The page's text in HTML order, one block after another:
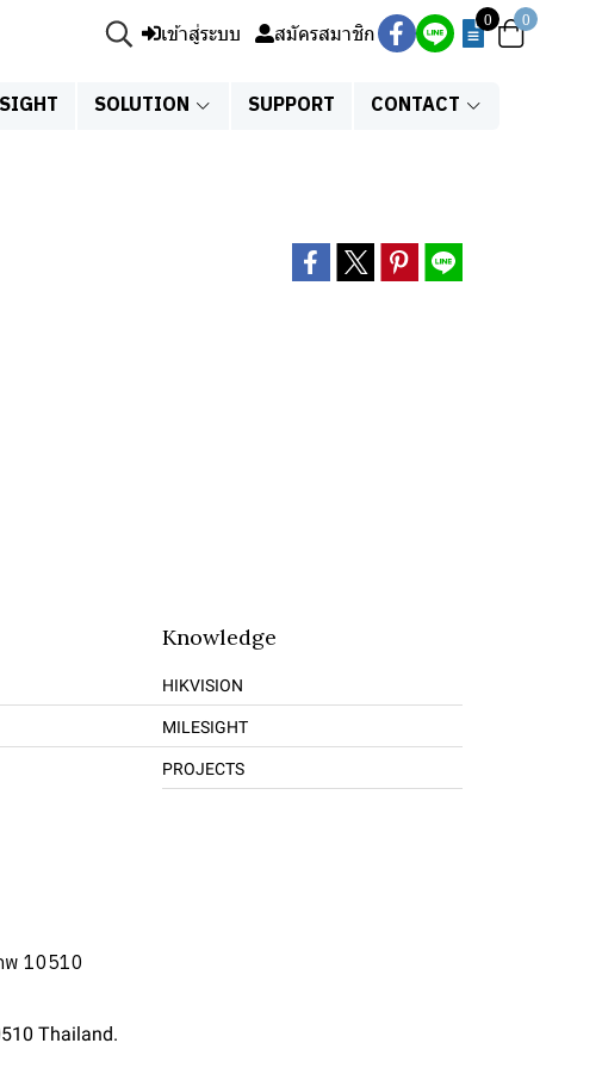
เข้าสู่ระบบ สมัครสมาชิก
0 0
SOLUTION SUPPORT CONTACT
Knowledge
HIKVISION
MILESIGHT
PROJECTS
พ 10510
Thailand.